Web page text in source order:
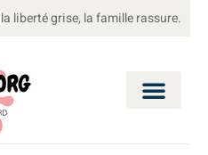
liberté grise, la famille rassure.